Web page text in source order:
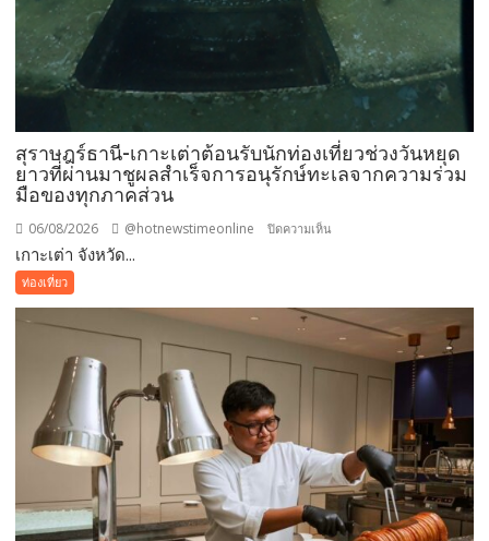
สุราษฎร์ธานี-เกาะเต่าต้อนรับนักท่องเที่ยวช่วงวันหยุด
ยาวที่ผ่านมาชูผลสำเร็จการอนุรักษ์ทะเลจากความร่วม
มือของทุกภาคส่วน
06/08/2026 @hotnewstimeonline ปิดความเห็น
ต้อนรับ
นัก
ท่อง
หยุด
ยาว
ที่
เกาะเต่า จังหวัด...
ท่องเที่ยว